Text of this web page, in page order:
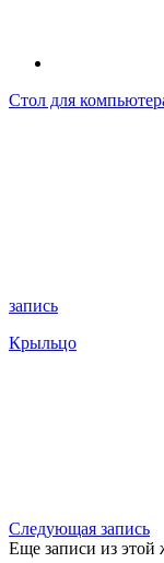
Стол для
запись
Крыльцо
Следующая запись
Еще записи из этой